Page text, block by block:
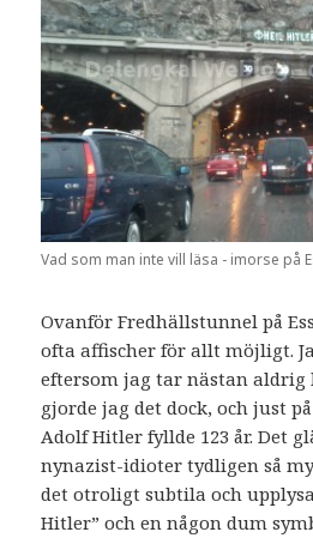
Vad som man inte vill läsa - imorse på
Ovanför Fredhällstunnel på
ofta affischer för allt möjligt.
eftersom jag tar nästan
gjorde jag det dock, och just
Adolf Hitler fyllde 123 år. Det
nynazist-idioter tydligen så
det otroligt subtila och
Hitler” och en någon dum